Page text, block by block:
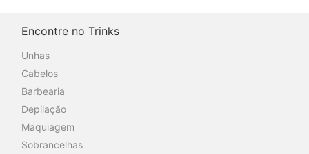
Encontre no Trinks
Unhas
Cabelos
Barbearia
Depilação
Maquiagem
Sobrancelhas